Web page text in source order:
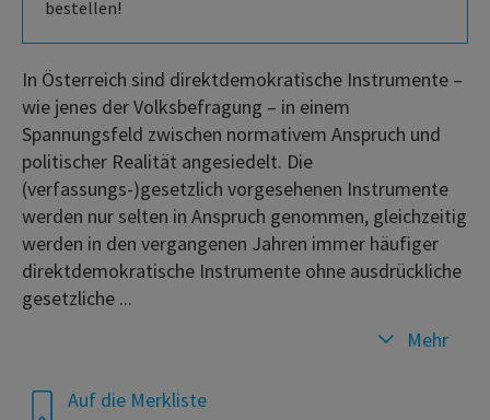
bestellen!
Auf die Merkliste
In Österreich sind direktdemokratische Instrumente –
wie jenes der Volksbefragung – in einem
Spannungsfeld zwischen normativem Anspruch und
politischer Realität angesiedelt. Die
(verfassungs-)gesetzlich vorgesehenen Instrumente
werden nur selten in Anspruch genommen, gleichzeitig
werden in den vergangenen Jahren immer häufiger
direktdemokratische Instrumente ohne ausdrückliche
gesetzliche ...
Mehr